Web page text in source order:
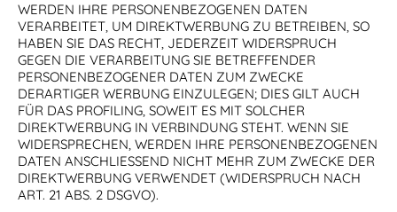
WERDEN IHRE PERSONENBEZOGENEN DATEN
VERARBEITET, UM DIREKTWERBUNG ZU BETREIBEN, SO
HABEN SIE DAS RECHT, JEDERZEIT WIDERSPRUCH
GEGEN DIE VERARBEITUNG SIE BETREFFENDER
PERSONENBEZOGENER DATEN ZUM ZWECKE
DERARTIGER WERBUNG EINZULEGEN; DIES GILT AUCH
FÜR DAS PROFILING, SOWEIT ES MIT SOLCHER
DIREKTWERBUNG IN VERBINDUNG STEHT. WENN SIE
WIDERSPRECHEN, WERDEN IHRE PERSONENBEZOGENEN
DATEN ANSCHLIESSEND NICHT MEHR ZUM ZWECKE DER
DIREKTWERBUNG VERWENDET (WIDERSPRUCH NACH
ART. 21 ABS. 2 DSGVO).